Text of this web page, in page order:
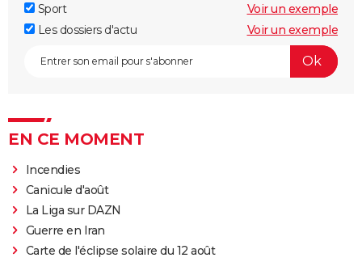
Sport
Voir un exemple
Les dossiers d'actu
Voir un exemple
EN CE MOMENT
Incendies
Canicule d'août
La Liga sur DAZN
Guerre en Iran
Carte de l'éclipse solaire du 12 août